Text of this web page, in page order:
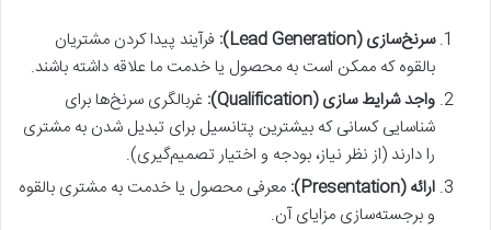
سرنخ‌سازی (Lead Generation):
فرآیند پیدا کردن مشتریان
بالقوه که ممکن است به محصول یا خدمت ما علاقه داشته باشند.
واجد شرایط سازی (Qualification):
غربالگری سرنخ‌ها برای
شناسایی کسانی که بیشترین پتانسیل برای تبدیل شدن به مشتری
را دارند (از نظر نیاز، بودجه و اختیار تصمیم‌گیری).
ارائه (Presentation):
معرفی محصول یا خدمت به مشتری بالقوه
و برجسته‌سازی مزایای آن.